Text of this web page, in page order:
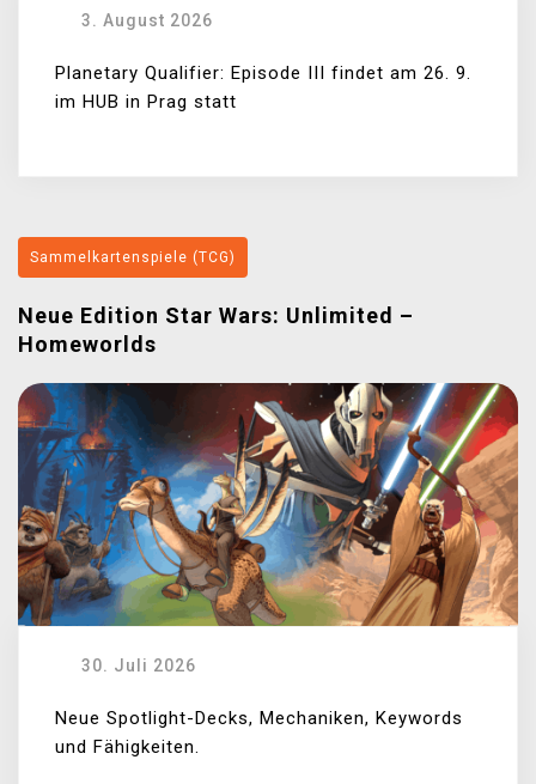
3. August 2026
Planetary Qualifier: Episode III findet am 26. 9.
im HUB in Prag statt
Sammelkartenspiele (TCG)
Neue Edition Star Wars: Unlimited –
Homeworlds
30. Juli 2026
Neue Spotlight-Decks, Mechaniken, Keywords
und Fähigkeiten.